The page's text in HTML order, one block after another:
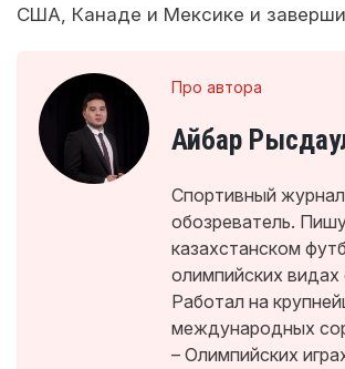
США, Канаде и Мексике и
Про автора
Айбар
Спортивный
обозреватель.
казахстанском
олимпийских видах
Работал на
международных
– Олимпийских